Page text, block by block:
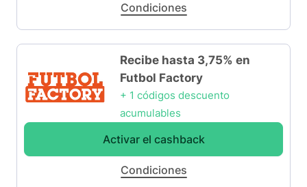
Condiciones
Recibe hasta 3,75% en
Futbol Factory
+ 1 códigos descuento
acumulables
Activar el cashback
Condiciones